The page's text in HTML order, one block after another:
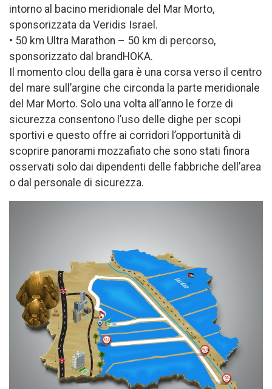
intorno al bacino meridionale del Mar Morto,
sponsorizzata da Veridis Israel.
• 50 km Ultra Marathon – 50 km di percorso,
sponsorizzato dal brandHOKA.
Il momento clou della gara è una corsa verso il centro
del mare sull’argine che circonda la parte meridionale
del Mar Morto. Solo una volta all’anno le forze di
sicurezza consentono l’uso delle dighe per scopi
sportivi e questo offre ai corridori l’opportunità di
scoprire panorami mozzafiato che sono stati finora
osservati solo dai dipendenti delle fabbriche dell’area
o dal personale di sicurezza.